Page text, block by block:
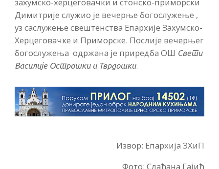
Димитрије служио је вечерње богослужење ,
уз саслужење свештенства Епархије Захумско-
Херцеговачке и Приморске. Послије вечерњег
богослужења одржана је приредба ОШ Свети
Василије Острошки и Тврдошки.
Извор: Епархија ЗХиП
Фото: Слађана Гајић